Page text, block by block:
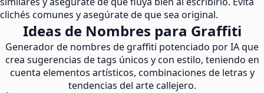
clichés comunes y asegúrate de que sea original.
Ideas de Nombres para Graffiti
Generador de nombres de graffiti potenciado por IA que
crea sugerencias de tags únicos y con estilo, teniendo en
cuenta elementos artísticos, combinaciones de letras y
tendencias del arte callejero.